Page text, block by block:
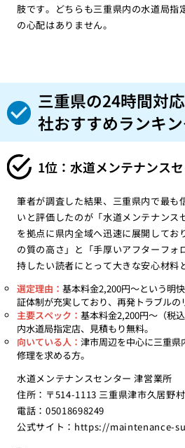
肢です。どちらも三重県内の水道局指
の心配はありません。
三重県の24時間対
社おすすめランキ
1位：水道メンテナンスセ
筆者が調査した結果、三重県内で最も
いと評価したのが「水道メンテナンス
を拠点に県内全域へ迅速に展開してお
の質の高さ」と「手厚いアフターフォ
持したい読者にとって大きな安心材料
選定理由： 基本料金2,200円〜という明
証体制が充実しており、再発トラブルの
主要スペック： 基本料金2,200円〜（税
内水道局指定店、見積もり無料。
向いている人： 津市周辺を中心に三重県
修理を求める方。
水道メンテナンスセンター 津営業所
住所：〒514-1113 三重県津市久居野
電話：05018698249
公式サイト： https://maintenance-